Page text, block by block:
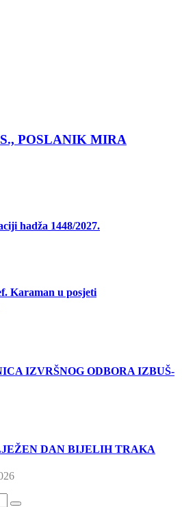
POSLANIK MIRA
hadža 1448/2027.
Karaman u posjeti
IZVRŠNOG ODBORA IZBUŠ-
DAN BIJELIH TRAKA